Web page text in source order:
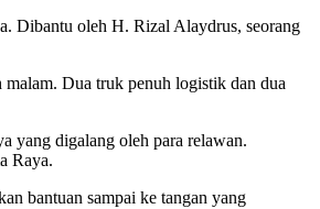
Dibantu oleh H. Rizal Alaydrus, seorang
malam. Dua truk penuh logistik dan dua
yang digalang oleh para relawan.
Raya.
bantuan sampai ke tangan yang